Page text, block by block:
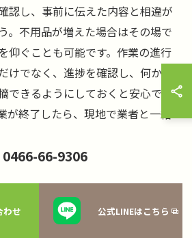
認し、事前に伝えた内容と相違が
。不用品が増えた場合はその場で
仰ぐことも可能です。作業の進行
けでなく、進捗を確認し、何か問
できるようにしておくと安心で
が終了したら、現地で業者と一緒
認をしっかりと行うことで、藤沢
。
0466-66-9306
わせ 公式LINEはこちら